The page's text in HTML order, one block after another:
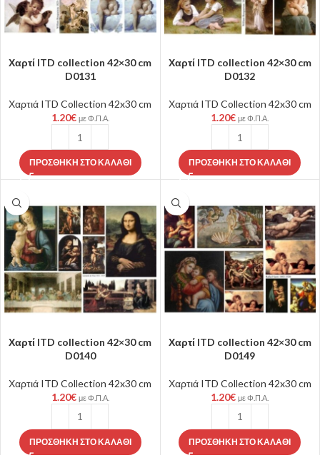
Χαρτί ITD collection 42×30 cm
D0131
Χαρτιά ITD Collection 42x30 cm
1.20€ με Φ.Π.Α.
ΠΡΟΣΘΉΚΗ ΣΤΟ ΚΑΛΆΘΙ
Χαρτί ITD collection 42×30 cm
D0132
Χαρτιά ITD Collection 42x30 cm
1.20€ με Φ.Π.Α.
ΠΡΟΣΘΉΚΗ ΣΤΟ ΚΑΛΆΘΙ
Χαρτί ITD collection 42×30 cm
D0140
Χαρτιά ITD Collection 42x30 cm
1.20€ με Φ.Π.Α.
ΠΡΟΣΘΉΚΗ ΣΤΟ ΚΑΛΆΘΙ
Χαρτί ITD collection 42×30 cm
D0149
Χαρτιά ITD Collection 42x30 cm
1.20€ με Φ.Π.Α.
ΠΡΟΣΘΉΚΗ ΣΤΟ ΚΑΛΆΘΙ